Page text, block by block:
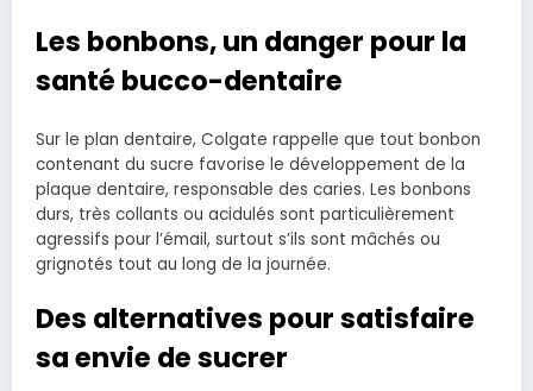
Les bonbons, un danger pour la
santé bucco-dentaire
Sur le plan dentaire, Colgate rappelle que tout bonbon
contenant du sucre favorise le développement de la
plaque dentaire, responsable des caries. Les bonbons
durs, très collants ou acidulés sont particulièrement
agressifs pour l’émail, surtout s’ils sont mâchés ou
grignotés tout au long de la journée.
Des alternatives pour satisfaire
sa envie de sucrer